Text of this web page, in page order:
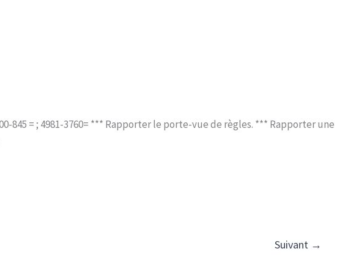
845 = ; 4981-3760= *** Rapporter le porte-vue de règles. *** Rapporter une
Suivant →